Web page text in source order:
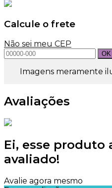
Calcule o frete
Não sei meu CEP
Imagens meramente
Avaliações
Ei, esse produto
avaliado!
Avalie agora mesmo